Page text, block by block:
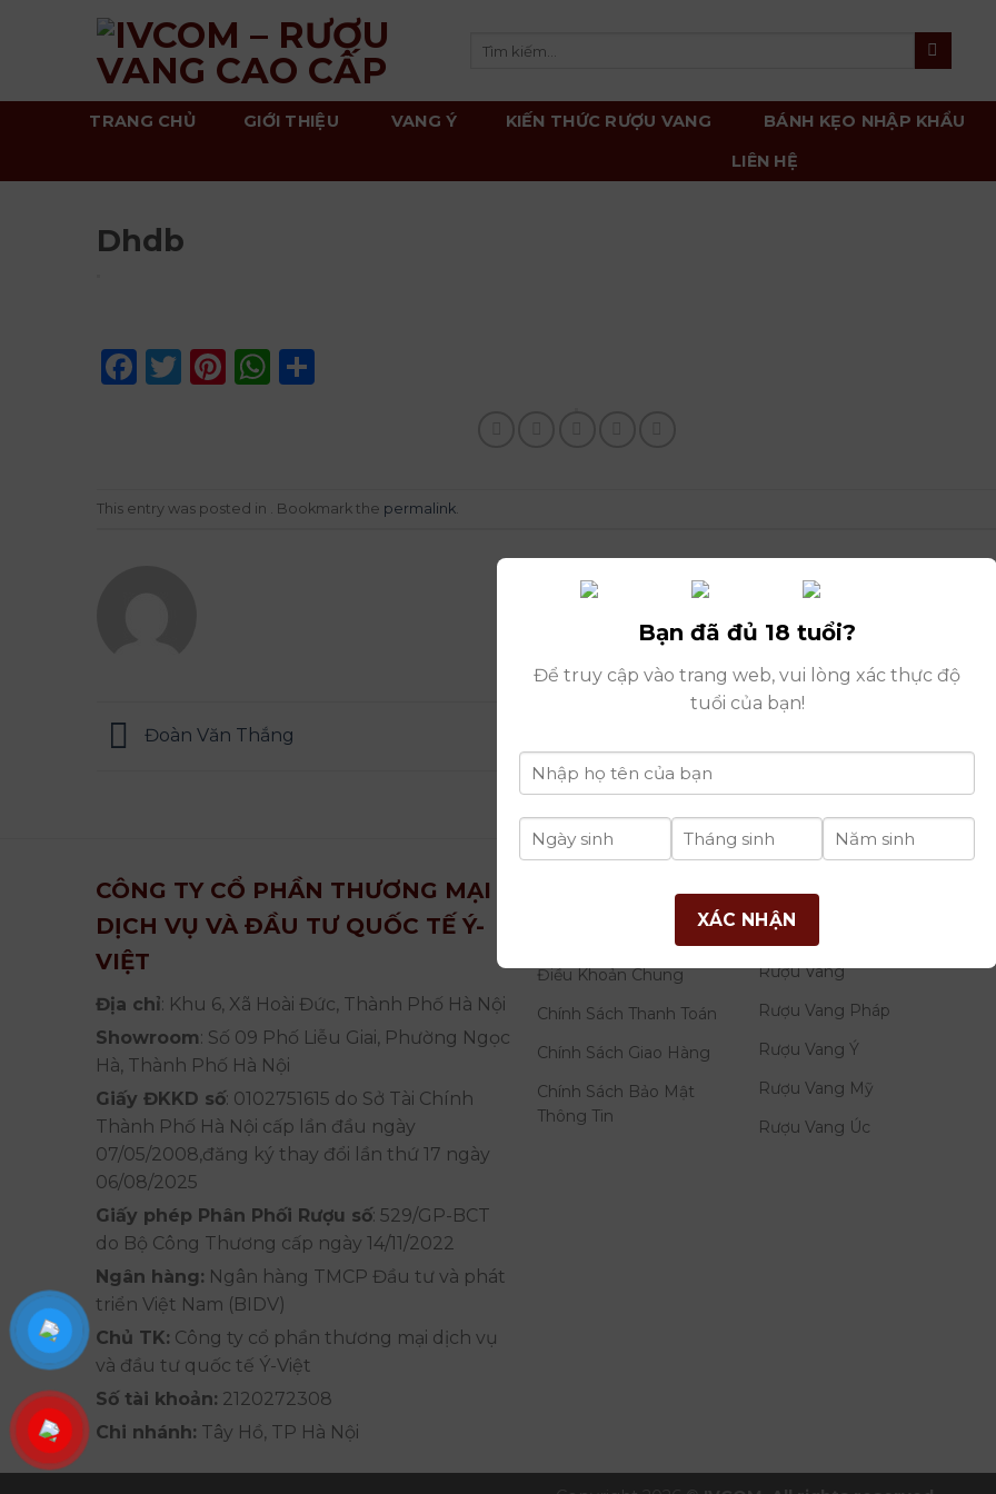
TRANG CHỦ GIỚI THIỆU VANG Ý KIẾN THỨC RƯỢU VANG BÁNH KẸO NHẬP KHẨU
LIÊN HỆ
Dhdb
Facebook
Twitter
Pinterest
WhatsApp
This entry was posted in . Bookmark the permalink
Đoàn Văn Thắng Bàn
CÔNG TY CỔ PHẦN THƯƠNG MẠI
DỊCH VỤ VÀ ĐẦU TƯ QUỐC TẾ Ý-
VIỆT
Địa chỉ: Khu 6, Xã Hoài Đức, Thành Phố Hà Nội
Showroom: Số 09 Phố Liễu Giai, Phường Ngọc
Hà, Thành Phố Hà Nội
Giấy ĐKKD số: 0102751615 do Sở Tài Chính
Thành Phố Hà Nội cấp lần đầu ngày
07/05/2008,đăng ký thay đổi lần thứ 17 ngày
06/08/2025
Giấy phép Phân Phối Rượu số: 529/GP-BCT
do Bộ Công Thương cấp ngày 14/11/2022
Ngân hàng: Ngân hàng TMCP Đầu tư và phát
triển Việt Nam (BIDV)
Chủ TK: Công ty cổ phần thương mại dịch vụ
và đầu tư quốc tế Ý-Việt
Số tài khoản: 2120272308
Chi nhánh: Tây Hồ, TP Hà Nội
THÔNG TIN
Điều Khoản Chung
Chính Sách Thanh Toán
Chính Sách Giao Hàng
Chính Sách Bảo Mật
Thông Tin
DANH MỤC
RƯỢU
Rượu Vang
Rượu Vang Pháp
Rượu Vang Ý
Rượu Vang Mỹ
Rượu Vang Úc
Bạn đã đủ 18 tuổi?
Để truy cập vào trang web, vui lòng xác thực độ
tuổi của bạn!
XÁC NHẬN